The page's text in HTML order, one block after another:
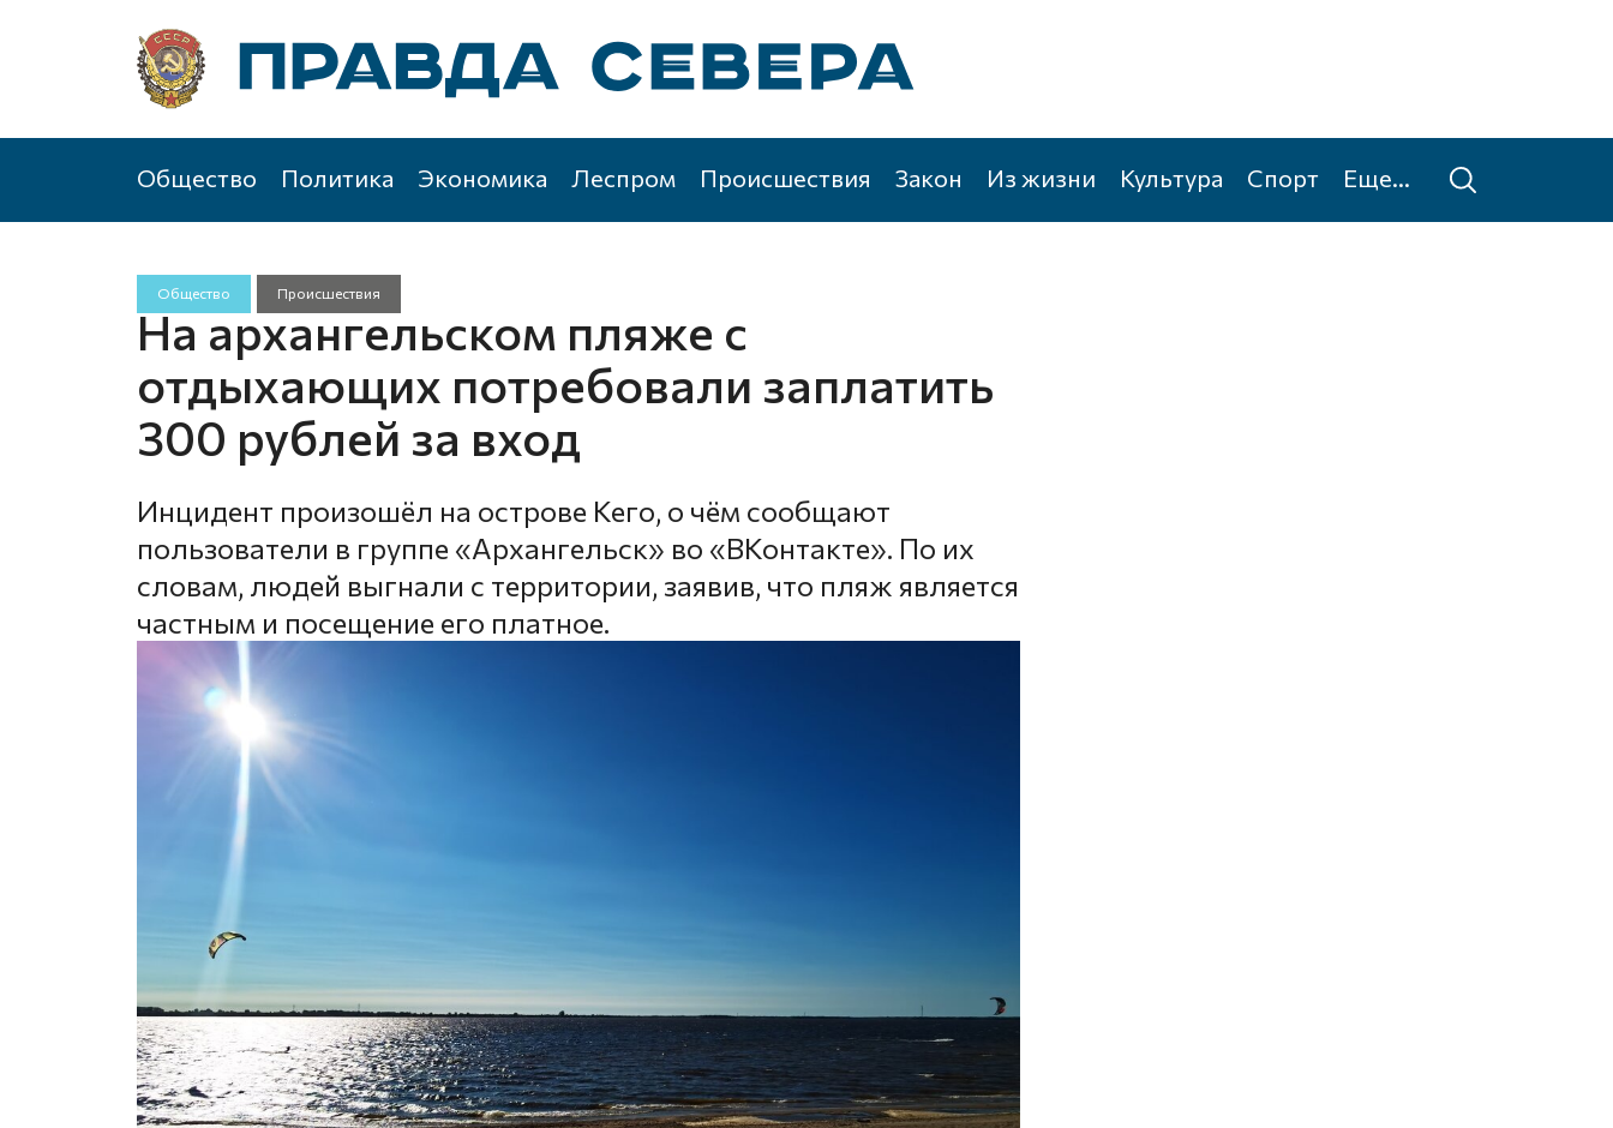
Общество Политика Экономика Леспром Происшествия Закон Из жизни Культура Спорт Еще...
Общество Происшествия
На архангельском пляже с
отдыхающих потребовали заплатить
300 рублей за вход
Инцидент произошёл на острове Кего, о чём сообщают
пользователи в группе «Архангельск» во «ВКонтакте». По их
словам, людей выгнали с территории, заявив, что пляж является
частным и посещение его платное.